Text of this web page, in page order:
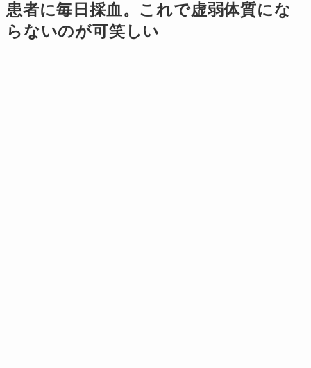
患者に毎日採血。これで虚弱体質にな
らないのが可笑しい